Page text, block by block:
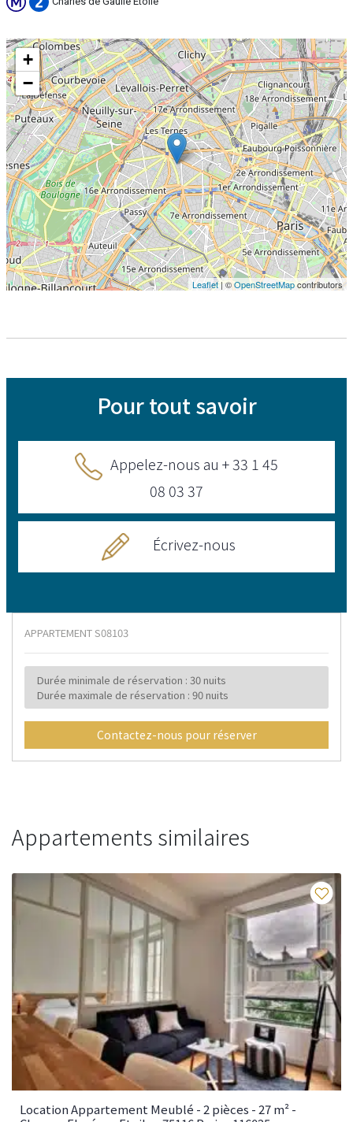
+
−
Leaflet| ©OpenStreetMapcontributors
Pour tout savoir
Écrivez-nous
Appelez-nous au + 33 1 45
08 03 37
APPARTEMENTS08103
Durée minimale de réservation : 30 nuits
Durée maximale de réservation : 90 nuits
Contactez-nous pour réserver
Appartements similaires
Location Appartement Meublé - 2 pièces - 27 m² -